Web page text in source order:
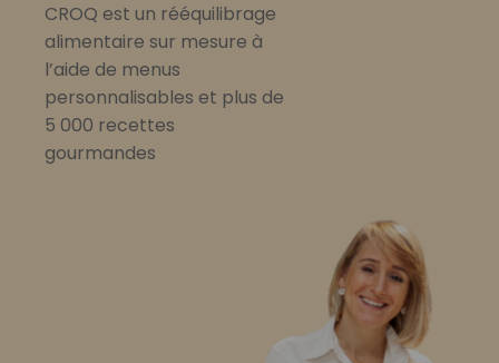
CROQ est un rééquilibrage
alimentaire sur mesure à
l’aide de menus
personnalisables et plus de
5 000 recettes
gourmandes